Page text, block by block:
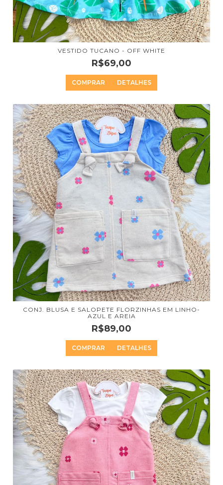
VESTIDO TUCANO - OFF WHITE
R$69,00
COMPRAR DETALHES
CONJ. BLUSA E SALOPETE FLORZINHAS EM LINHO-
AZUL E AREIA
R$89,00
COMPRAR DETALHES